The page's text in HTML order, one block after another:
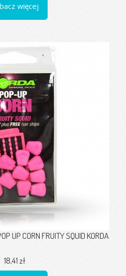
więcej
UP CORN FRUITY SQUID KORDA
18,41 zł